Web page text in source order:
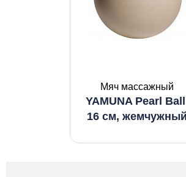
Мяч массажный
YAMUNA Pearl
16 см, жемчужный